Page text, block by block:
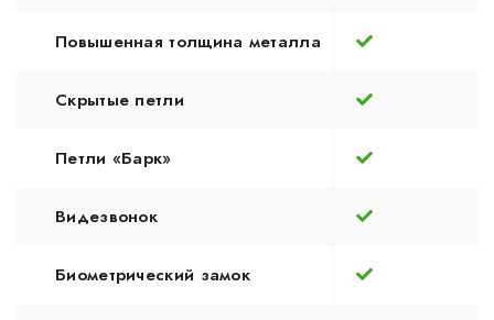
Повышенная толщина металла
Скрытые петли
Петли «Барк»
Видезвонок
Биометрический замок